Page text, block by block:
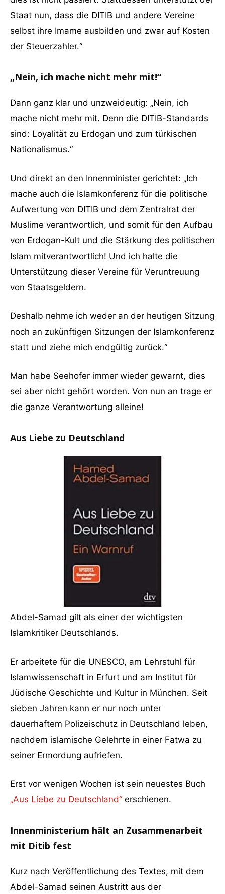
Staat nun, dass die DITIB und andere Vereine
selbst ihre Imame ausbilden und zwar auf Kosten
der Steuerzahler.“
„Nein, ich mache nicht mehr mit!“
Dann ganz klar und unzweideutig: „Nein, ich
mache nicht mehr mit. Denn die DITIB-Standards
sind: Loyalität zu Erdogan und zum türkischen
Nationalismus.“
Und direkt an den Innenminister gerichtet: „Ich
mache auch die Islamkonferenz für die politische
Aufwertung von DITIB und dem Zentralrat der
Muslime verantwortlich, und somit für den Aufbau
von Erdogan-Kult und die Stärkung des politischen
Islam mitverantwortlich! Und ich halte die
Unterstützung dieser Vereine für Veruntreuung
von Staatsgeldern.
Deshalb nehme ich weder an der heutigen Sitzung
noch an zukünftigen Sitzungen der Islamkonferenz
statt und ziehe mich endgültig zurück.“
Man habe Seehofer immer wieder gewarnt, dies
sei aber nicht gehört worden. Von nun an trage er
die ganze Verantwortung alleine!
Aus Liebe zu Deutschland
Abdel-Samad gilt als einer der wichtigsten
Islamkritiker Deutschlands.
Er arbeitete für die UNESCO, am Lehrstuhl für
Islamwissenschaft in Erfurt und am Institut für
Jüdische Geschichte und Kultur in München. Seit
sieben Jahren kann er nur noch unter
dauerhaftem Polizeischutz in Deutschland leben,
nachdem islamische Gelehrte in einer Fatwa zu
seiner Ermordung aufriefen.
Erst vor wenigen Wochen ist sein neuestes Buch
„Aus Liebe zu Deutschland“ erschienen.
Innenministerium hält an Zusammenarbeit
mit Ditib fest
Kurz nach Veröffentlichung des Textes, mit dem
Abdel-Samad seinen Austritt aus der